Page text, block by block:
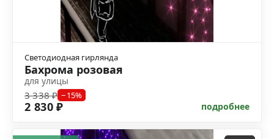
Светодиодная гирлянда
Бахрома розовая
для улицы
3 338 ₽ −15%
2 830 ₽ подробнее